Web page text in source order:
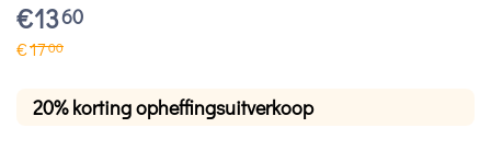
€1360
€1700
20% korting opheffingsuitverkoop